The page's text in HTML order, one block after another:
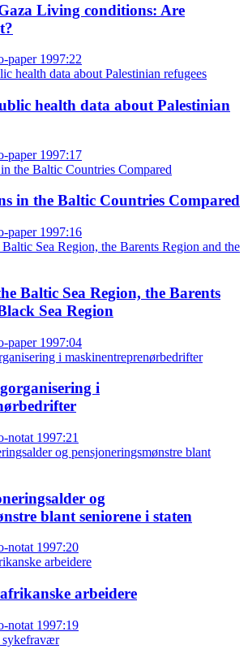
Living conditions: Are
paper 1997:22
health data about Palestinian
paper 1997:17
in the Baltic Countries Compared
paper 1997:16
Baltic Sea Region, the Barents
Sea Region
paper 1997:04
i
notat 1997:21
og
blant seniorene i staten
notat 1997:20
arbeidere
notat 1997:19